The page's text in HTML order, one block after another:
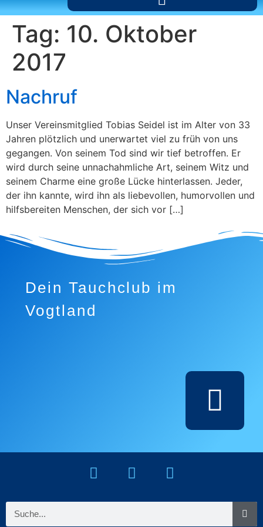
Tag: 10. Oktober
2017
Nachruf
Unser Vereinsmitglied Tobias Seidel ist im Alter von 33
Jahren plötzlich und unerwartet viel zu früh von uns
gegangen. Von seinem Tod sind wir tief betroffen. Er
wird durch seine unnachahmliche Art, seinem Witz und
seinem Charme eine große Lücke hinterlassen. Jeder,
der ihn kannte, wird ihn als liebevollen, humorvollen und
hilfsbereiten Menschen, der sich vor […]
Dein Tauchclub im
Vogtland